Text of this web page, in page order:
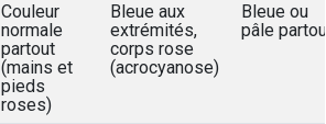
Couleur
normale
partout
(mains et
pieds
roses)
Bleue aux
extrémités,
corps rose
(acrocyanose)
Bleue ou
pâle partout